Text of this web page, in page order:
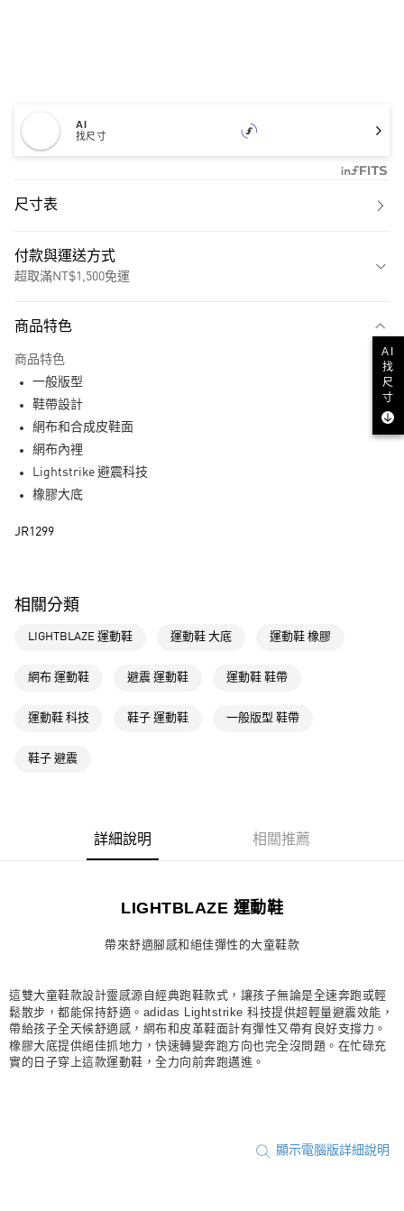
AI
找尺寸
尺寸表
付款與運送方式
超取滿NT$1,500免運
LINE Pay
每筆NT$80，滿NT$1,500(含以上)免運費
每筆NT$80，滿NT$1,500(含以上)免運費
萊爾富取貨付款
付款後萊爾富取貨
每筆NT$80，滿NT$1,500(含以上)免運費
每筆NT$80，滿NT$1,500(含以上)免運費
商品特色
商品特色
一般版型
鞋帶設計
網布和合成皮鞋面
網布內裡
Lightstrike 避震科技
橡膠大底
JR1299
相關分類
LIGHTBLAZE 運動鞋 運動鞋 大底 運動鞋 橡膠
網布 運動鞋 避震 運動鞋 運動鞋 鞋帶
運動鞋 科技 鞋子 運動鞋 一般版型 鞋帶
鞋子 避震
詳細說明 相關推薦
LIGHTBLAZE 運動鞋
帶來舒適腳感和絕佳彈性的大童鞋款
這雙大童鞋款設計靈感源自經典跑鞋款式，讓孩子無論是全速奔跑或輕
鬆散步，都能保持舒適。adidas Lightstrike 科技提供超輕量避震效能，
帶給孩子全天候舒適感，網布和皮革鞋面計有彈性又帶有良好支撐力。
橡膠大底提供絕佳抓地力，快速轉變奔跑方向也完全沒問題。在忙碌充
實的日子穿上這款運動鞋，全力向前奔跑邁進。
顯示電腦版詳細說明
AI
找
尺
寸